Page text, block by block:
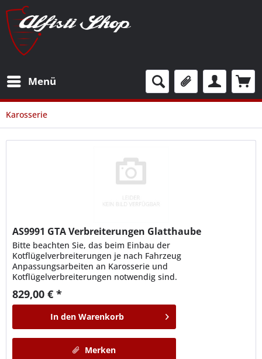
Menü
Karosserie
AS9991 GTA Verbreiterungen Glatthaube
Bitte beachten Sie, das beim Einbau der
Kotflügelverbreiterungen je nach Fahrzeug
Anpassungsarbeiten an Karosserie und
Kotflügelverbreiterungen notwendig sind.
829,00 € *
In den Warenkorb
Merken